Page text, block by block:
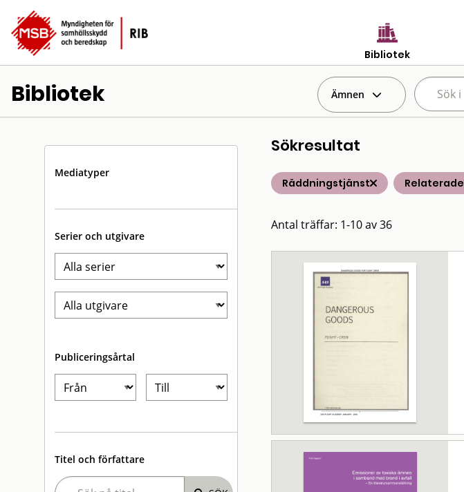
Bibliotek
Bibliotek Ämnen
Mediatyper
Serier och utgivare
Publiceringsårtal
Titel och författare
Sökresultat
Räddningstjänst Relaterade
Antal träffar: 1-10 av 36